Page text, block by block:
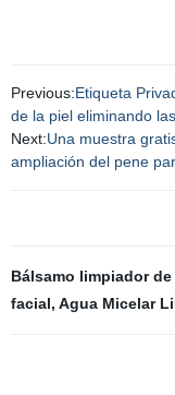
Previous:Etiqueta
de la piel eliminando
Next:Una muestra
ampliación del pene
Bálsamo limpiador
facial, Agua Micelar